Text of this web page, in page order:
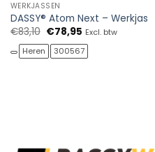
WERKJASSEN
DASSY® Atom Next – Werkjas
€83,10 Oorspronkelijke
was:
€83,10.
€78,95Huidige
is:
€78,95.
Excl. btw
Heren 300567